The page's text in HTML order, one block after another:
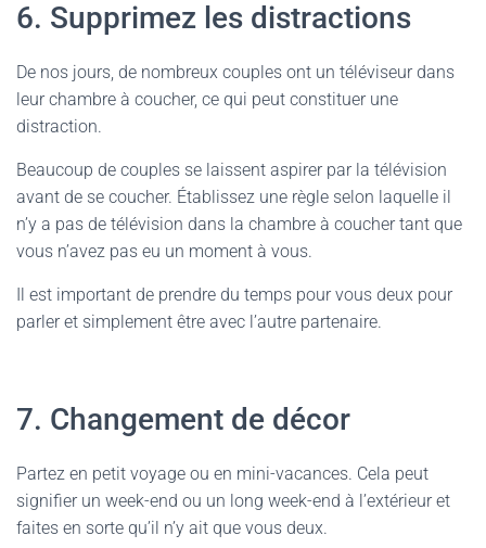
6. Supprimez les distractions
De nos jours, de nombreux couples ont un téléviseur dans
leur chambre à coucher, ce qui peut constituer une
distraction.
Beaucoup de couples se laissent aspirer par la télévision
avant de se coucher. Établissez une règle selon laquelle il
n’y a pas de télévision dans la chambre à coucher tant que
vous n’avez pas eu un moment à vous.
Il est important de prendre du temps pour vous deux pour
parler et simplement être avec l’autre partenaire.
7. Changement de décor
Partez en petit voyage ou en mini-vacances. Cela peut
signifier un week-end ou un long week-end à l’extérieur et
faites en sorte qu’il n’y ait que vous deux.